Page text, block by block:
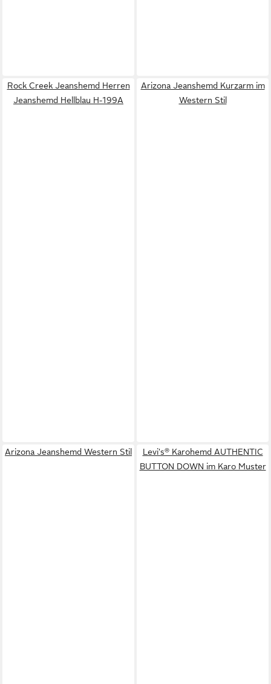
Rock Creek Jeanshemd Herren
Jeanshemd Hellblau H-199A
Arizona Jeanshemd Kurzarm im
Western Stil
Arizona Jeanshemd Western Stil
Levi's® Karohemd AUTHENTIC
BUTTON DOWN im Karo Muster